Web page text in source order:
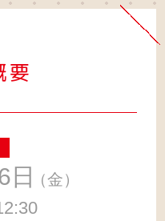
要
日 （金）